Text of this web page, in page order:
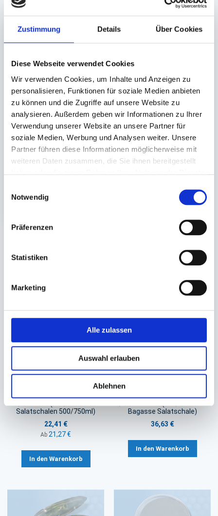
Zustimmung Details Über Cookies
Diese Webseite verwendet Cookies
Wir verwenden Cookies, um Inhalte und Anzeigen zu
personalisieren, Funktionen für soziale Medien anbieten
zu können und die Zugriffe auf unsere Website zu
analysieren. Außerdem geben wir Informationen zu Ihrer
Verwendung unserer Website an unsere Partner für
soziale Medien, Werbung und Analysen weiter. Unsere
Partner führen diese Informationen möglicherweise mit
weiteren Daten zusammen, die Sie ihnen bereitgestellt
Notwendig
Präferenzen
Statistiken
Marketing
Alle zulassen
Auswahl erlauben
Ablehnen
Deckel für
Originalitätsverschlus
s PP transparent
rund (Ø 94mm)
Lieferzeit ca.10-14
158,88 €
Sie könnten auch an folgenden Artikeln
Salatschalen 500/750ml)
22,41 €
Ab 21,27 €
In den Warenkorb
Bagasse Salatschale)
36,63 €
In den Warenkorb